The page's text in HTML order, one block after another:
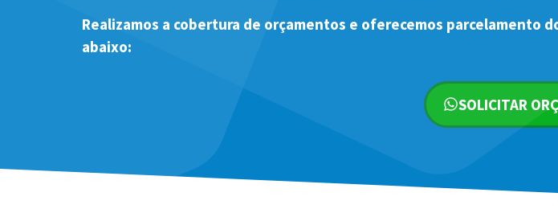
Realizamos a cobertura de orçamentos e oferecemos parcelamento
abaixo:
SOLICITAR